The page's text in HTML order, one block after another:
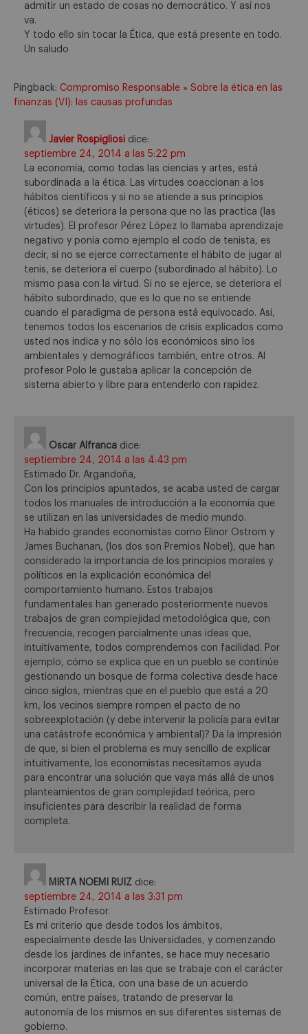
admitir un estado de cosas no democrático. Y así nos
va.
Y todo ello sin tocar la Ética, que está presente en todo.
Un saludo
Pingback: Compromiso Responsable » Sobre la ética en las
finanzas (VI): las causas profundas
Javier Rospigliosi dice:
septiembre 24, 2014 a las 5:22 pm
La economía, como todas las ciencias y artes, está
subordinada a la ética. Las virtudes coaccionan a los
hábitos científicos y si no se atiende a sus principios
(éticos) se deteriora la persona que no las practica (las
virtudes). El profesor Pérez López lo llamaba aprendizaje
negativo y ponía como ejemplo el codo de tenista, es
decir, si no se ejerce correctamente el hábito de jugar al
tenis, se deteriora el cuerpo (subordinado al hábito). Lo
mismo pasa con la virtud. Si no se ejerce, se deteriora el
hábito subordinado, que es lo que no se entiende
cuando el paradigma de persona está equivocado. Así,
tenemos todos los escenarios de crisis explicados como
usted nos indica y no sólo los económicos sino los
ambientales y demográficos también, entre otros. Al
profesor Polo le gustaba aplicar la concepción de
sistema abierto y libre para entenderlo con rapidez.
Oscar Alfranca dice:
septiembre 24, 2014 a las 4:43 pm
Estimado Dr. Argandoña,
Con los principios apuntados, se acaba usted de cargar
todos los manuales de introducción a la economía que
se utilizan en las universidades de medio mundo.
Ha habido grandes economistas como Elinor Ostrom y
James Buchanan, (los dos son Premios Nobel), que han
considerado la importancia de los principios morales y
políticos en la explicación económica del
comportamiento humano. Estos trabajos
fundamentales han generado posteriormente nuevos
trabajos de gran complejidad metodológica que, con
frecuencia, recogen parcialmente unas ideas que,
intuitivamente, todos comprendemos con facilidad. Por
ejemplo, cómo se explica que en un pueblo se continúe
gestionando un bosque de forma colectiva desde hace
cinco siglos, mientras que en el pueblo que está a 20
km, los vecinos siempre rompen el pacto de no
sobreexplotación (y debe intervenir la policía para evitar
una catástrofe económica y ambiental)? Da la impresión
de que, si bien el problema es muy sencillo de explicar
intuitivamente, los economistas necesitamos ayuda
para encontrar una solución que vaya más allá de unos
planteamientos de gran complejidad teórica, pero
insuficientes para describir la realidad de forma
completa.
MIRTA NOEMI RUIZ dice:
septiembre 24, 2014 a las 3:31 pm
Estimado Profesor.
Es mi criterio que desde todos los ámbitos,
especialmente desde las Universidades, y comenzando
desde los jardines de infantes, se hace muy necesario
incorporar materias en las que se trabaje con el carácter
universal de la Ética, con una base de un acuerdo
común, entre países, tratando de preservar la
autonomía de los mismos en sus diferentes sistemas de
gobierno.